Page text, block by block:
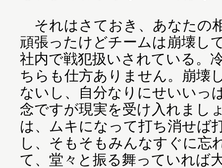
それはさておき、あなたの
頑張ったけどチームは崩壊し
社内で戦犯扱いされている。
ちらも仕方ありません。崩壊
ないし、自分なりにせいいっ
念ですが現実を受け入れまし
は、ムキになって打ち消せば
し、そもそもみんなすぐに忘
て、堂々と振る舞っていれば